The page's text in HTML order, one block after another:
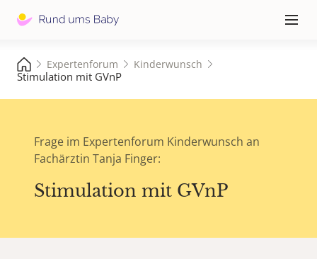
≡
Expertenforum Kinderwunsch
Stimulation mit GVnP
Frage im Expertenforum Kinderwunsch an
Fachärztin Tanja Finger:
Stimulation mit GVnP